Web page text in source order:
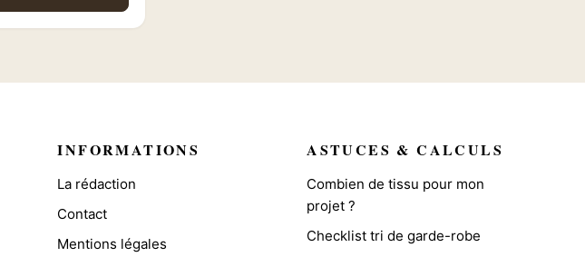
INFORMATIONS
La rédaction
Contact
Mentions légales
ASTUCES & CALCULS
Combien de tissu pour mon
projet ?
Checklist tri de garde-robe